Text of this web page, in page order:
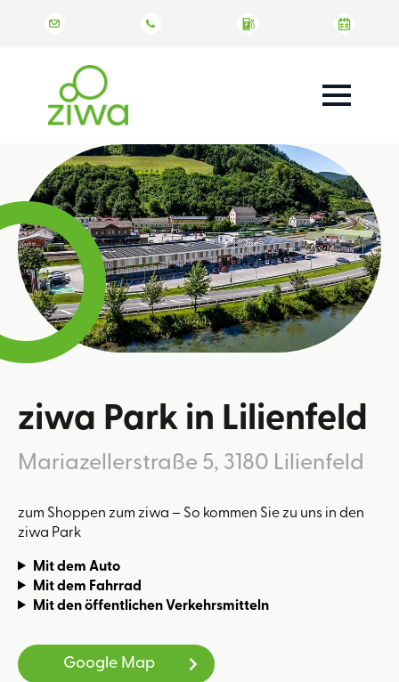
ziwa Park in Lilienfeld
Mariazellerstraße 5, 3180 Lilienfeld
zum Shoppen zum ziwa – So kommen Sie zu uns in den
ziwa Park
Mit dem Auto
Mit dem Fahrrad
Mit den öffentlichen Verkehrsmitteln
Google Map